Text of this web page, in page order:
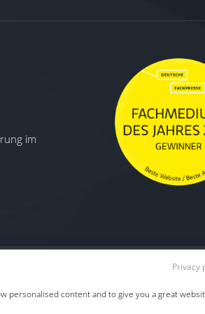
im
Datenschutz
Privacy
personalised content and to give you a great